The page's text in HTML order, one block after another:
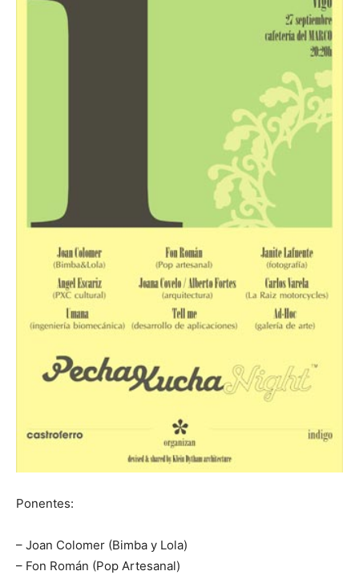
Ponentes:
– Joan Colomer (Bimba y Lola)
– Fon Román (Pop Artesanal)